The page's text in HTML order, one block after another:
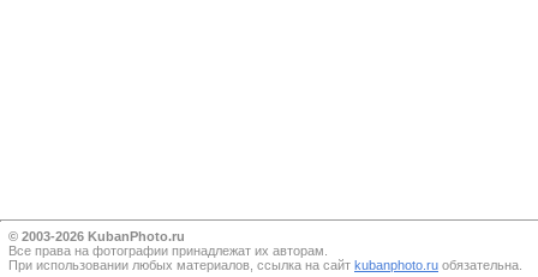
© 2003-2026 KubanPhoto.ru
Все прaва на фотографии принадлежат их авторам.
При использовании любых материалов, ссылка на сайт kubanphoto.ru обязательна.